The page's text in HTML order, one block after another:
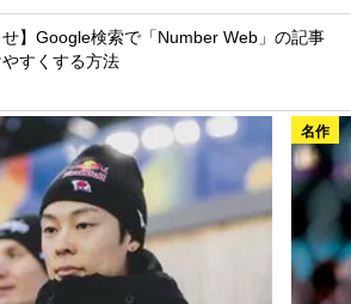
せ】Google検索で「Number Web」の記事
すくする方法
名作